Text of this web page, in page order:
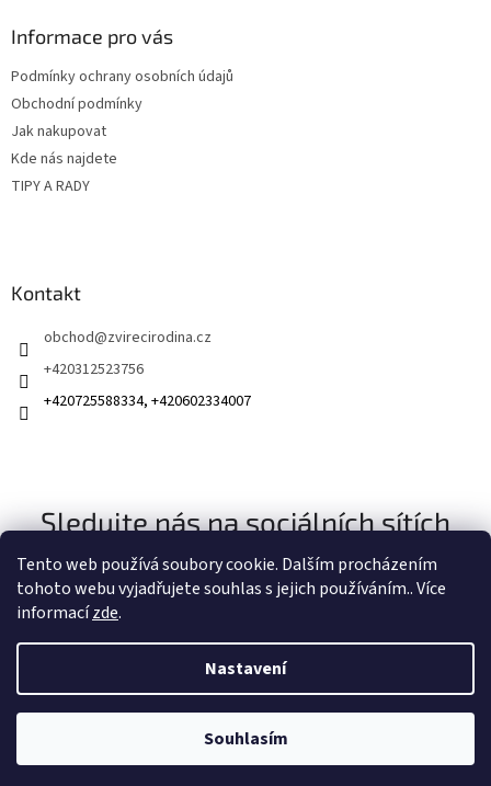
Tento web používá soubory cookie. Dalším procházením
tohoto webu vyjadřujete souhlas s jejich používáním.. Více
informacízde.
Nastavení
Souhlasím
Informace pro vás
Podmínky ochrany osobních údajů
Obchodní podmínky
Jak nakupovat
Kde nás najdete
TIPY A RADY
Kontakt
obchod@zvirecirodina.cz
+420312523756
+420725588334, +420602334007
Sledujte nás na sociálních sítích
Vytvořil Shoptet
Zvířecí rodina. Všechna práva vyhrazena.
Získejte slevu 100 Kč